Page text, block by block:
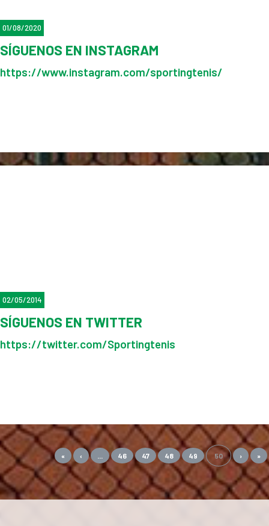
01/08/2020
SÍGUENOS EN INSTAGRAM
https://www.instagram.com/sportingtenis/
02/05/2014
SÍGUENOS EN TWITTER
https://twitter.com/Sportingtenis
« ‹ 46 47 48 49 50 › »